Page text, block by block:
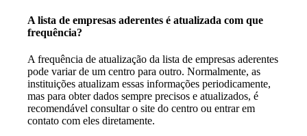
A lista de empresas aderentes é atualizada com que
frequência?
A frequência de atualização da lista de empresas aderentes
pode variar de um centro para outro. Normalmente, as
instituições atualizam essas informações periodicamente,
mas para obter dados sempre precisos e atualizados, é
recomendável consultar o site do centro ou entrar em
contato com eles diretamente.